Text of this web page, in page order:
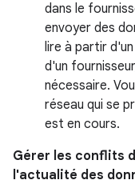
dans le
envoyer des
lire à partir
d'un
nécessaire.
réseau qui se
est en cours.
Gérer les conflits
l'actualité des